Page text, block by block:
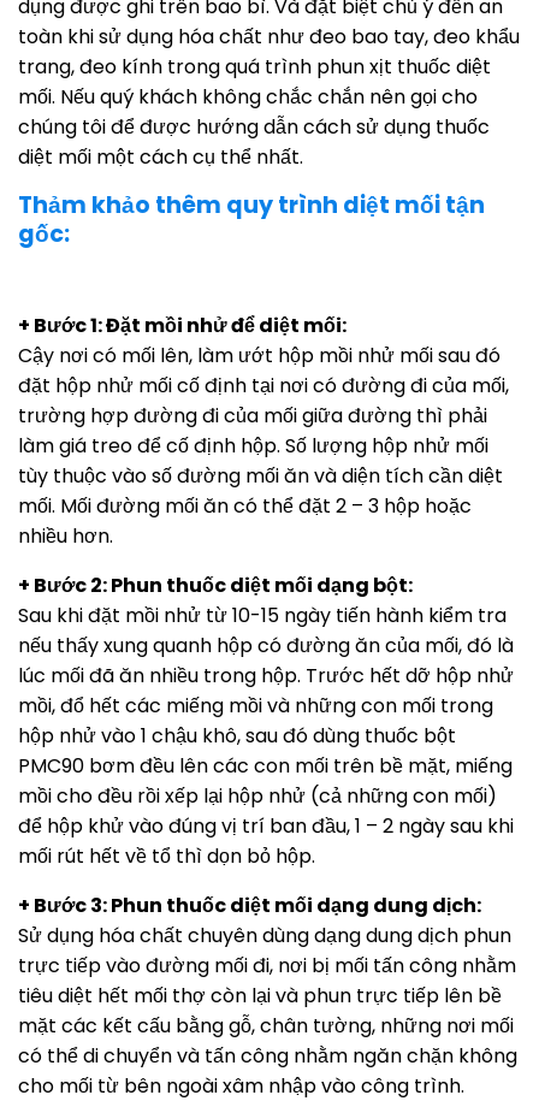
dụng được ghi trên bao bì. Và đặt biệt chủ ý đến an
toàn khi sử dụng hóa chất như đeo bao tay, đeo khẩu
trang, đeo kính trong quá trình phun xịt thuốc diệt
mối. Nếu quý khách không chắc chắn nên gọi cho
chúng tôi để được hướng dẫn cách sử dụng thuốc
diệt mối một cách cụ thể nhất.
Thảm khảo thêm quy trình diệt mối tận
gốc:
+ Bước 1: Đặt mồi nhử để diệt mối:
Cậy nơi có mối lên, làm ướt hộp mồi nhử mối sau đó
đặt hộp nhử mối cố định tại nơi có đường đi của mối,
trường hợp đường đi của mối giữa đường thì phải
làm giá treo để cố định hộp. Số lượng hộp nhử mối
tùy thuộc vào số đường mối ăn và diện tích cần diệt
mối. Mối đường mối ăn có thể đặt 2 – 3 hộp hoặc
nhiều hơn.
+ Bước 2: Phun thuốc diệt mối dạng bột:
Sau khi đặt mồi nhử từ 10-15 ngày tiến hành kiểm tra
nếu thấy xung quanh hộp có đường ăn của mối, đó là
lúc mối đã ăn nhiều trong hộp. Trước hết dỡ hộp nhử
mồi, đổ hết các miếng mồi và những con mối trong
hộp nhử vào 1 chậu khô, sau đó dùng thuốc bột
PMC90 bơm đều lên các con mối trên bề mặt, miếng
mồi cho đều rồi xếp lại hộp nhử (cả những con mối)
để hộp khử vào đúng vị trí ban đầu, 1 – 2 ngày sau khi
mối rút hết về tổ thì dọn bỏ hộp.
+ Bước 3: Phun thuốc diệt mối dạng dung dịch:
Sử dụng hóa chất chuyên dùng dạng dung dịch phun
trực tiếp vào đường mối đi, nơi bị mối tấn công nhằm
tiêu diệt hết mối thợ còn lại và phun trực tiếp lên bề
mặt các kết cấu bằng gỗ, chân tường, những nơi mối
có thể di chuyển và tấn công nhằm ngăn chặn không
cho mối từ bên ngoài xâm nhập vào công trình.